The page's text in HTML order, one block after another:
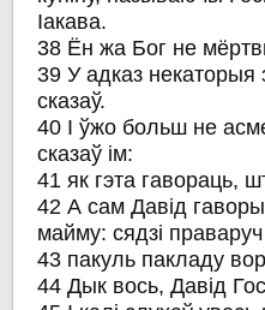
Іакава.
38 Ён жа Бог не
39 У адказ некаторыя
сказаў.
40 І ўжо больш не
сказаў ім:
41 як гэта гавораць,
42 А сам Давід
майму: сядзі
43 пакуль пакладу
44 Дык вось, Давід